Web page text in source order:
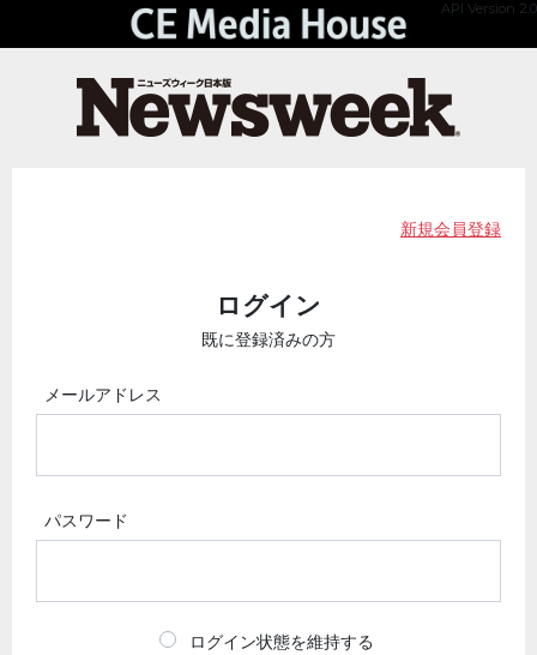
API Version 2.0
新規会員登録
ログイン
既に登録済みの方
メールアドレス
パスワード
ログイン状態を維持する